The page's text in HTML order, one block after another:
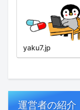
yaku7.jp
運営者の紹介